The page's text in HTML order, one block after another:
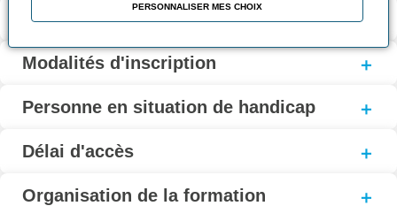
Coût et financement
Modalités d'inscription
Personne en situation de handicap
Délai d'accès
Organisation de la formation
PERSONNALISER MES CHOIX